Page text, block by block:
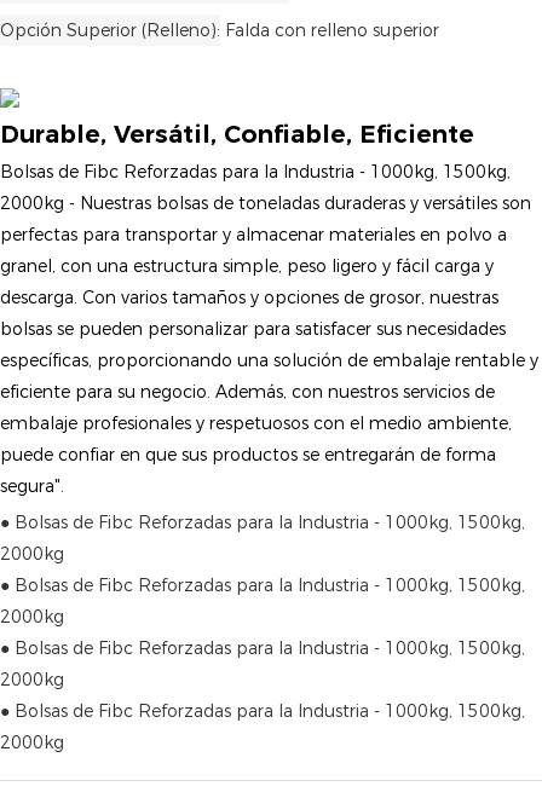
Opción Superior (relleno) Falda con relleno superior
Durable, Versátil, Confiable, Eficiente
Bolsas de Fibc Reforzadas para la Industria - 1000kg, 1500kg,
2000kg - Nuestras bolsas de toneladas duraderas y versátiles son
perfectas para transportar y almacenar materiales en polvo a
granel, con una estructura simple, peso ligero y fácil carga y
descarga. Con varios tamaños y opciones de grosor, nuestras
bolsas se pueden personalizar para satisfacer sus necesidades
específicas, proporcionando una solución de embalaje rentable y
eficiente para su negocio. Además, con nuestros servicios de
embalaje profesionales y respetuosos con el medio ambiente,
puede confiar en que sus productos se entregarán de forma
segura".
● Bolsas de Fibc Reforzadas para la Industria - 1000kg, 1500kg,
2000kg
● Bolsas de Fibc Reforzadas para la Industria - 1000kg, 1500kg,
2000kg
● Bolsas de Fibc Reforzadas para la Industria - 1000kg, 1500kg,
2000kg
● Bolsas de Fibc Reforzadas para la Industria - 1000kg, 1500kg,
2000kg